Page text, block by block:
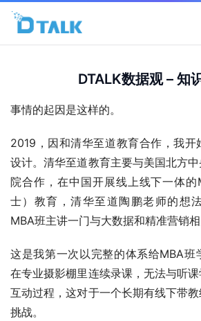
DTALK数据观 – 知
事情的起因是这样的。
2019，因和清华至道教育合作，我开
设计。清华至道教育主要与美国北方
院合作，在中国开展线上线下一体
士）教育，清华至道陶鹏老师的想
MBA班主讲一门与大数据和精准营销相
这是我第一次以完整的体系给MBA班
在专业摄影棚里连续录课，无法与听
互动过程，这对于一个长期有线下带
挑战。